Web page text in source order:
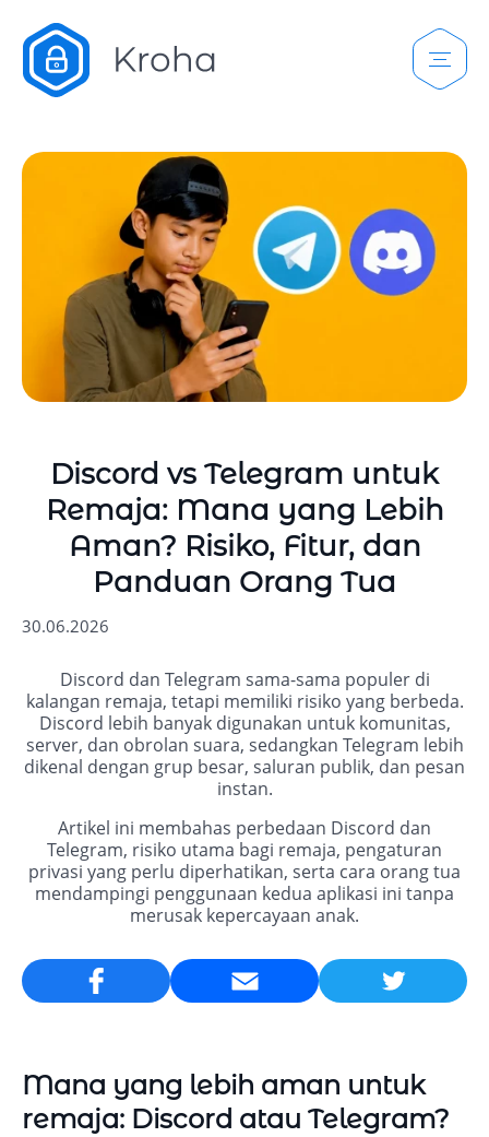
Discord vs Telegram untuk
Remaja: Mana yang Lebih
Aman? Risiko, Fitur, dan
Panduan Orang Tua
30.06.2026
Discord dan Telegram sama-sama populer di
kalangan remaja, tetapi memiliki risiko yang berbeda.
Discord lebih banyak digunakan untuk komunitas,
server, dan obrolan suara, sedangkan Telegram lebih
dikenal dengan grup besar, saluran publik, dan pesan
instan.
Artikel ini membahas perbedaan Discord dan
Telegram, risiko utama bagi remaja, pengaturan
privasi yang perlu diperhatikan, serta cara orang tua
mendampingi penggunaan kedua aplikasi ini tanpa
merusak kepercayaan anak.
Email
Mana yang lebih aman untuk
remaja: Discord atau Telegram?